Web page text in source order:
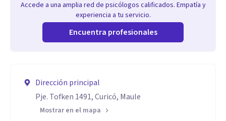
Accede a una amplia red de psicólogos calificados. Empatía y
experiencia a tu servicio.
Encuentra profesionales
Dirección principal
Pje. Tofken 1491, Curicó, Maule
Mostrar en el mapa